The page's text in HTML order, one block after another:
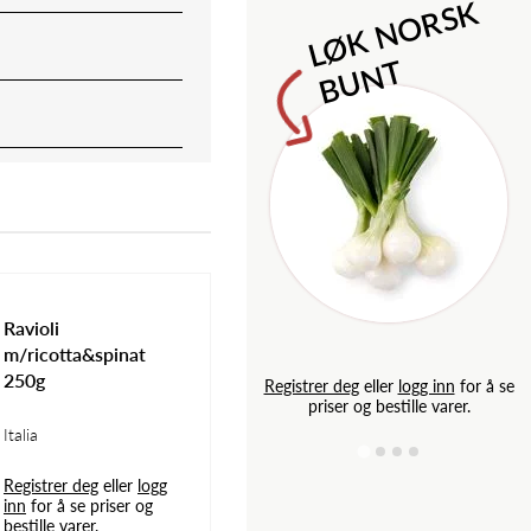
innfor å se
L
Ø
K
N
O
R
S
K
B
U
N
T
Registrer degeller logg inn for å se
priser og bestille varer.
Ravioli
m/ricotta&spinat
250g
Italia
Registrer deg eller logg
inn for å se priser og
bestille varer.